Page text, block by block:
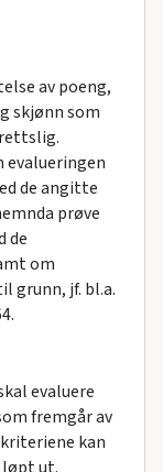
av poeng,
skjønn som
evalueringen
de angitte
prøve
de
om
grunn, jf. bl.a.
evaluere
fremgår av
kan